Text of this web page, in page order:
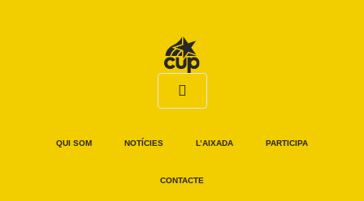
QUI SOM NOTÍCIES L’AIXADA PARTICIPA
CONTACTE